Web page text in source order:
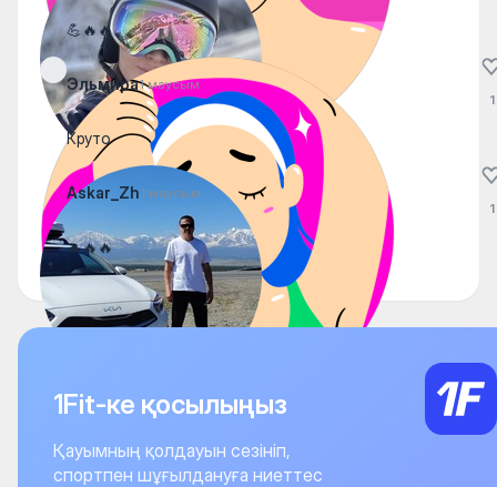
💪🔥🔥
Эльмира1 маусым
Круто
1
Askar_Zh1 маусым
🔥🔥🔥
1
1Fit-ке қосылыңыз
Қауымның қолдауын сезініп,
спортпен шұғылдануға ниеттес